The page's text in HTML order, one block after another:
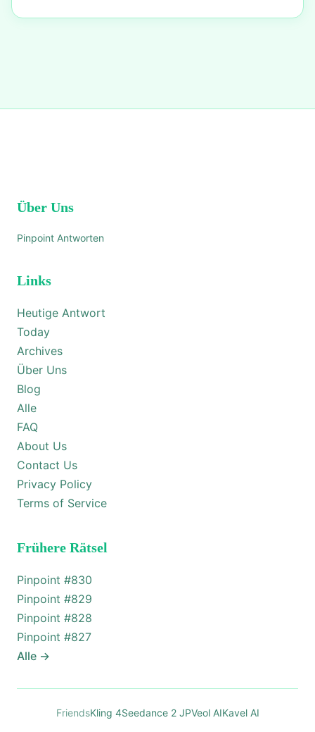
Über Uns
Pinpoint Antworten
Links
Heutige Antwort
Today
Archives
Über Uns
Blog
Alle
FAQ
About Us
Contact Us
Privacy Policy
Terms of Service
Frühere Rätsel
Pinpoint #830
Pinpoint #829
Pinpoint #828
Pinpoint #827
Alle →
FriendsKling 4Seedance 2 JPVeol AIKavel AI